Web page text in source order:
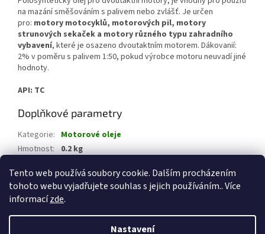
Tento web používá soubory cookie. Dalším procházením
tohoto webu vyjadřujete souhlas s jejich používáním.. Více
informacízde.
Nastavení
na mazání směšováním s palivem nebo zvlášť. Je určen
pro: motory motocyklů, motorových pil, motory
strunových sekaček a motory různého typu zahradního
vybavení, které je osazeno dvoutaktním motorem. Dákovanií:
2% v poměru s palivem 1:50, pokud výrobce motoru neuvadí jiné
hodnoty.
API: TC
Doplňkové parametry
Kategorie: Motorové oleje
Hmotnost: 0.2 kg